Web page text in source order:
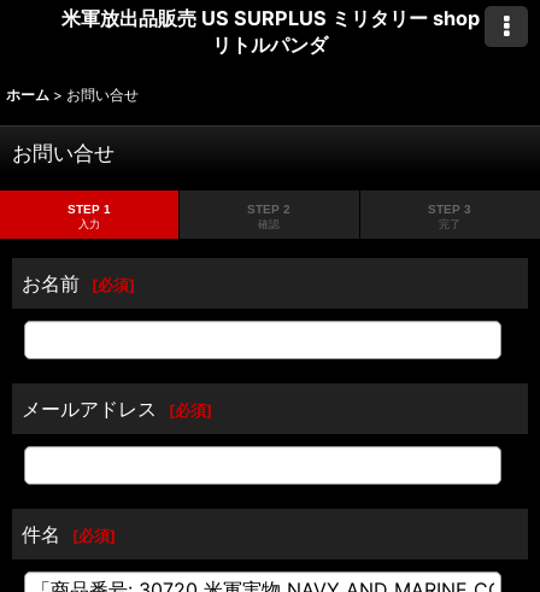
米軍放出品販売 US SURPLUS ミリタリー shop
リトルパンダ
ホーム > お問い合せ
お問い合せ
STEP 1
入力
STEP 2
確認
STEP 3
完了
お名前 [必須]
メールアドレス [必須]
件名 [必須]